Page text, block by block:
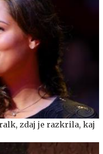
zdaj je razkrila, kaj